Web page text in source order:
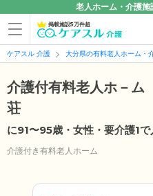
老人ホーム・介護施
掲載施設5万件超
ケアスル 介護 大分県の有料老人ホーム・
介護付有料老人ホ－
荘
に91〜95歳・女性・要介護1
介護付き有料老人ホーム